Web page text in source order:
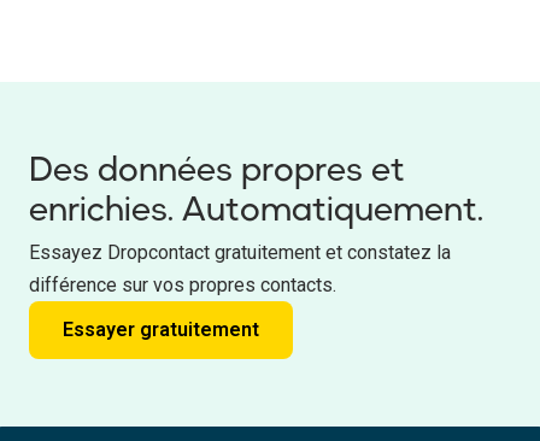
Des données propres et
enrichies. Automatiquement.
Essayez Dropcontact gratuitement et constatez la
différence sur vos propres contacts.
Essayer gratuitement